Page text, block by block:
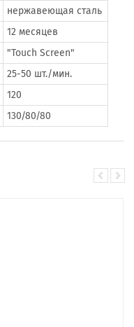
нержавеющая сталь
12 месяцев
"Touch Screen"
25-50 шт./мин.
120
130/80/80